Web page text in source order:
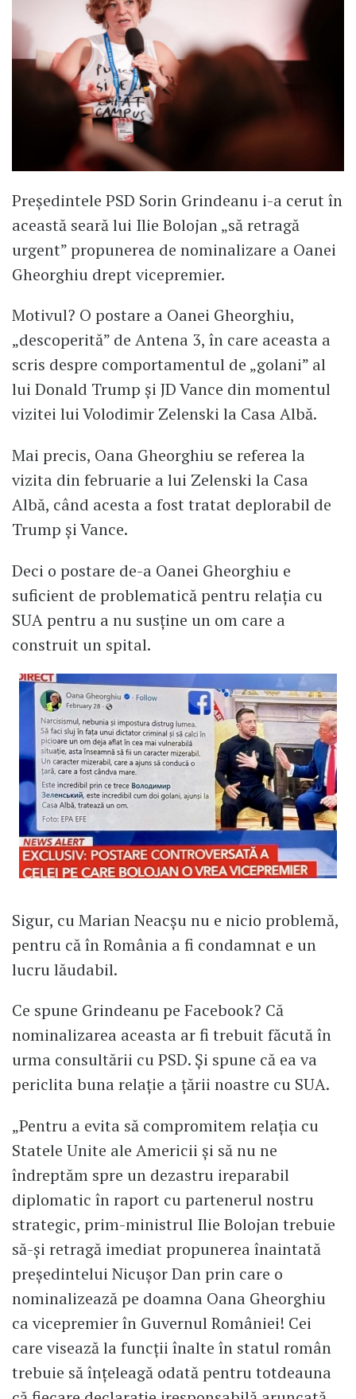
Președintele PSD Sorin Grindeanu i-a cerut în
această seară lui Ilie Bolojan „să retragă
urgent” propunerea de nominalizare a Oanei
Gheorghiu drept vicepremier.
Motivul? O postare a Oanei Gheorghiu,
„descoperită” de Antena 3, în care aceasta a
scris despre comportamentul de „golani” al
lui Donald Trump și JD Vance din momentul
vizitei lui Volodimir Zelenski la Casa Albă.
Mai precis, Oana Gheorghiu se referea la
vizita din februarie a lui Zelenski la Casa
Albă, când acesta a fost tratat deplorabil de
Trump și Vance.
Deci o postare de-a Oanei Gheorghiu e
suficient de problematică pentru relația cu
SUA pentru a nu susține un om care a
construit un spital.
Sigur, cu Marian Neacșu nu e nicio problemă,
pentru că în România a fi condamnat e un
lucru lăudabil.
Ce spune Grindeanu pe Facebook? Că
nominalizarea aceasta ar fi trebuit făcută în
urma consultării cu PSD. Și spune că ea va
periclita buna relație a țării noastre cu SUA.
„Pentru a evita să compromitem relația cu
Statele Unite ale Americii şi să nu ne
îndreptăm spre un dezastru ireparabil
diplomatic în raport cu partenerul nostru
strategic, prim-ministrul Ilie Bolojan trebuie
să-și retragă imediat propunerea înaintată
preşedintelui Nicuşor Dan prin care o
nominalizează pe doamna Oana Gheorghiu
ca vicepremier în Guvernul României! Cei
care visează la funcții înalte în statul român
trebuie să înțeleagă odată pentru totdeauna